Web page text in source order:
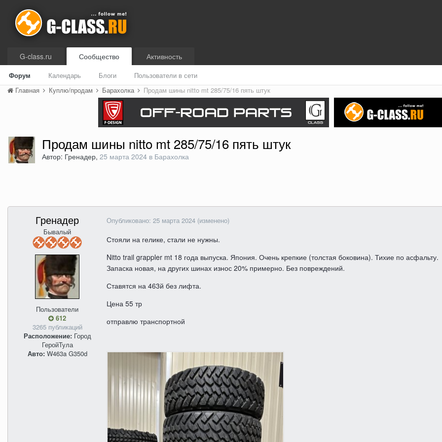
G-class.ru Сообщество
Форум Календарь Блоги Пользователи в сети
Активность
Главная Куплю/продам Барахолка Продам шины nitto mt 285/75/16 пять штук
Продам шины nitto mt 285/75/16 пять штук
Автор: Гренадер, 25 марта 2024 в Барахолка
Гренадер
Бывалый
Пользователи
612
3265 публикаций
Расположение:Город
ГеройТула
Авто:W463a G350d
Опубликовано: 25 марта 2024 (изменено)
Стояли на гелике, стали не нужны.
Nitto trail grappler mt 18 года выпуска. Япония. Очень крепкие (толстая боковина). Тихие по асфальту.
Запаска новая, на других шинах износ 20% примерно. Без повреждений.
Ставятся на 463й без лифта.
Цена 55 тр
отправлю транспортной